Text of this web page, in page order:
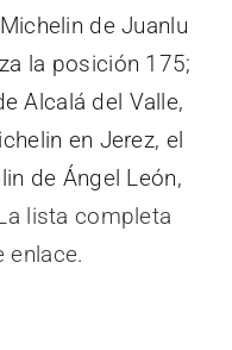
de Juanlu
la posición 175;
Alcalá del Valle,
en Jerez, el
de Ángel León,
lista completa
enlace.